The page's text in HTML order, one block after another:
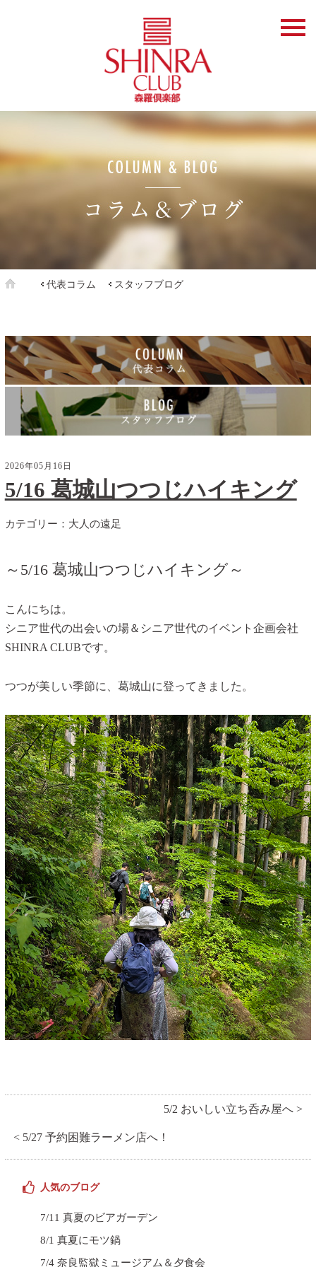
代表コラム スタッフブログ
2026年05月16日
5/16 葛城山つつじハイキング
カテゴリー： 大人の遠足
～5/16 葛城山つつじハイキング～
こんにちは。
シニア世代の出会いの場＆シニア世代のイベント企画会社
SHINRA CLUBです。
つつが美しい季節に、葛城山に登ってきました。
5/2 おいしい立ち呑み屋へ >
< 5/27 予約困難ラーメン店へ！
人気のブログ
7/11 真夏のビアガーデン
8/1 真夏にモツ鍋
7/4 奈良監獄ミュージアム＆夕食会